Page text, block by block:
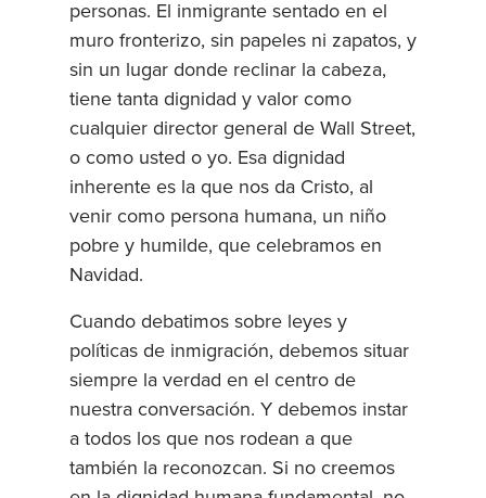
personas. El inmigrante sentado en el
muro fronterizo, sin papeles ni zapatos, y
sin un lugar donde reclinar la cabeza,
tiene tanta dignidad y valor como
cualquier director general de Wall Street,
o como usted o yo. Esa dignidad
inherente es la que nos da Cristo, al
venir como persona humana, un niño
pobre y humilde, que celebramos en
Navidad.
Cuando debatimos sobre leyes y
políticas de inmigración, debemos situar
siempre la verdad en el centro de
nuestra conversación. Y debemos instar
a todos los que nos rodean a que
también la reconozcan. Si no creemos